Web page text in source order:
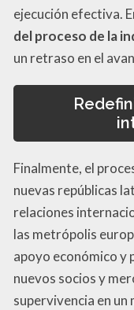
ejecución efectiva.
del proceso de la
un retraso en el
Finalmente, el
nuevas repúblicas
relaciones
las metrópolis
apoyo económico y
nuevos socios y
supervivencia en un